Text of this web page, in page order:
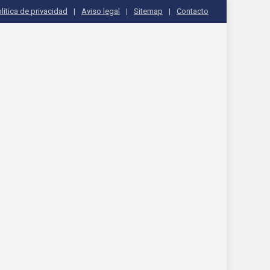
de privacidad Aviso legal Sitemap Contacto